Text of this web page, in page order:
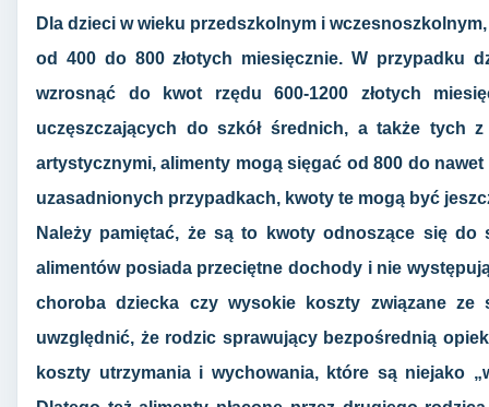
Dla dzieci w wieku przedszkolnym i
od 400 do 800 złotych miesięcznie. W przypadku
wzrosnąć do kwot rzędu 600-1200 złotych
uczęszczających do szkół średnich, a także tych
artystycznymi, alimenty mogą sięgać od 800 do
uzasadnionych przypadkach, kwoty te mogą być
Należy pamiętać, że są to kwoty odnoszące się
alimentów posiada przeciętne dochody i nie
choroba dziecka czy wysokie koszty związane ze
uwzględnić, że rodzic sprawujący bezpośrednią
koszty utrzymania i wychowania, które są niejako